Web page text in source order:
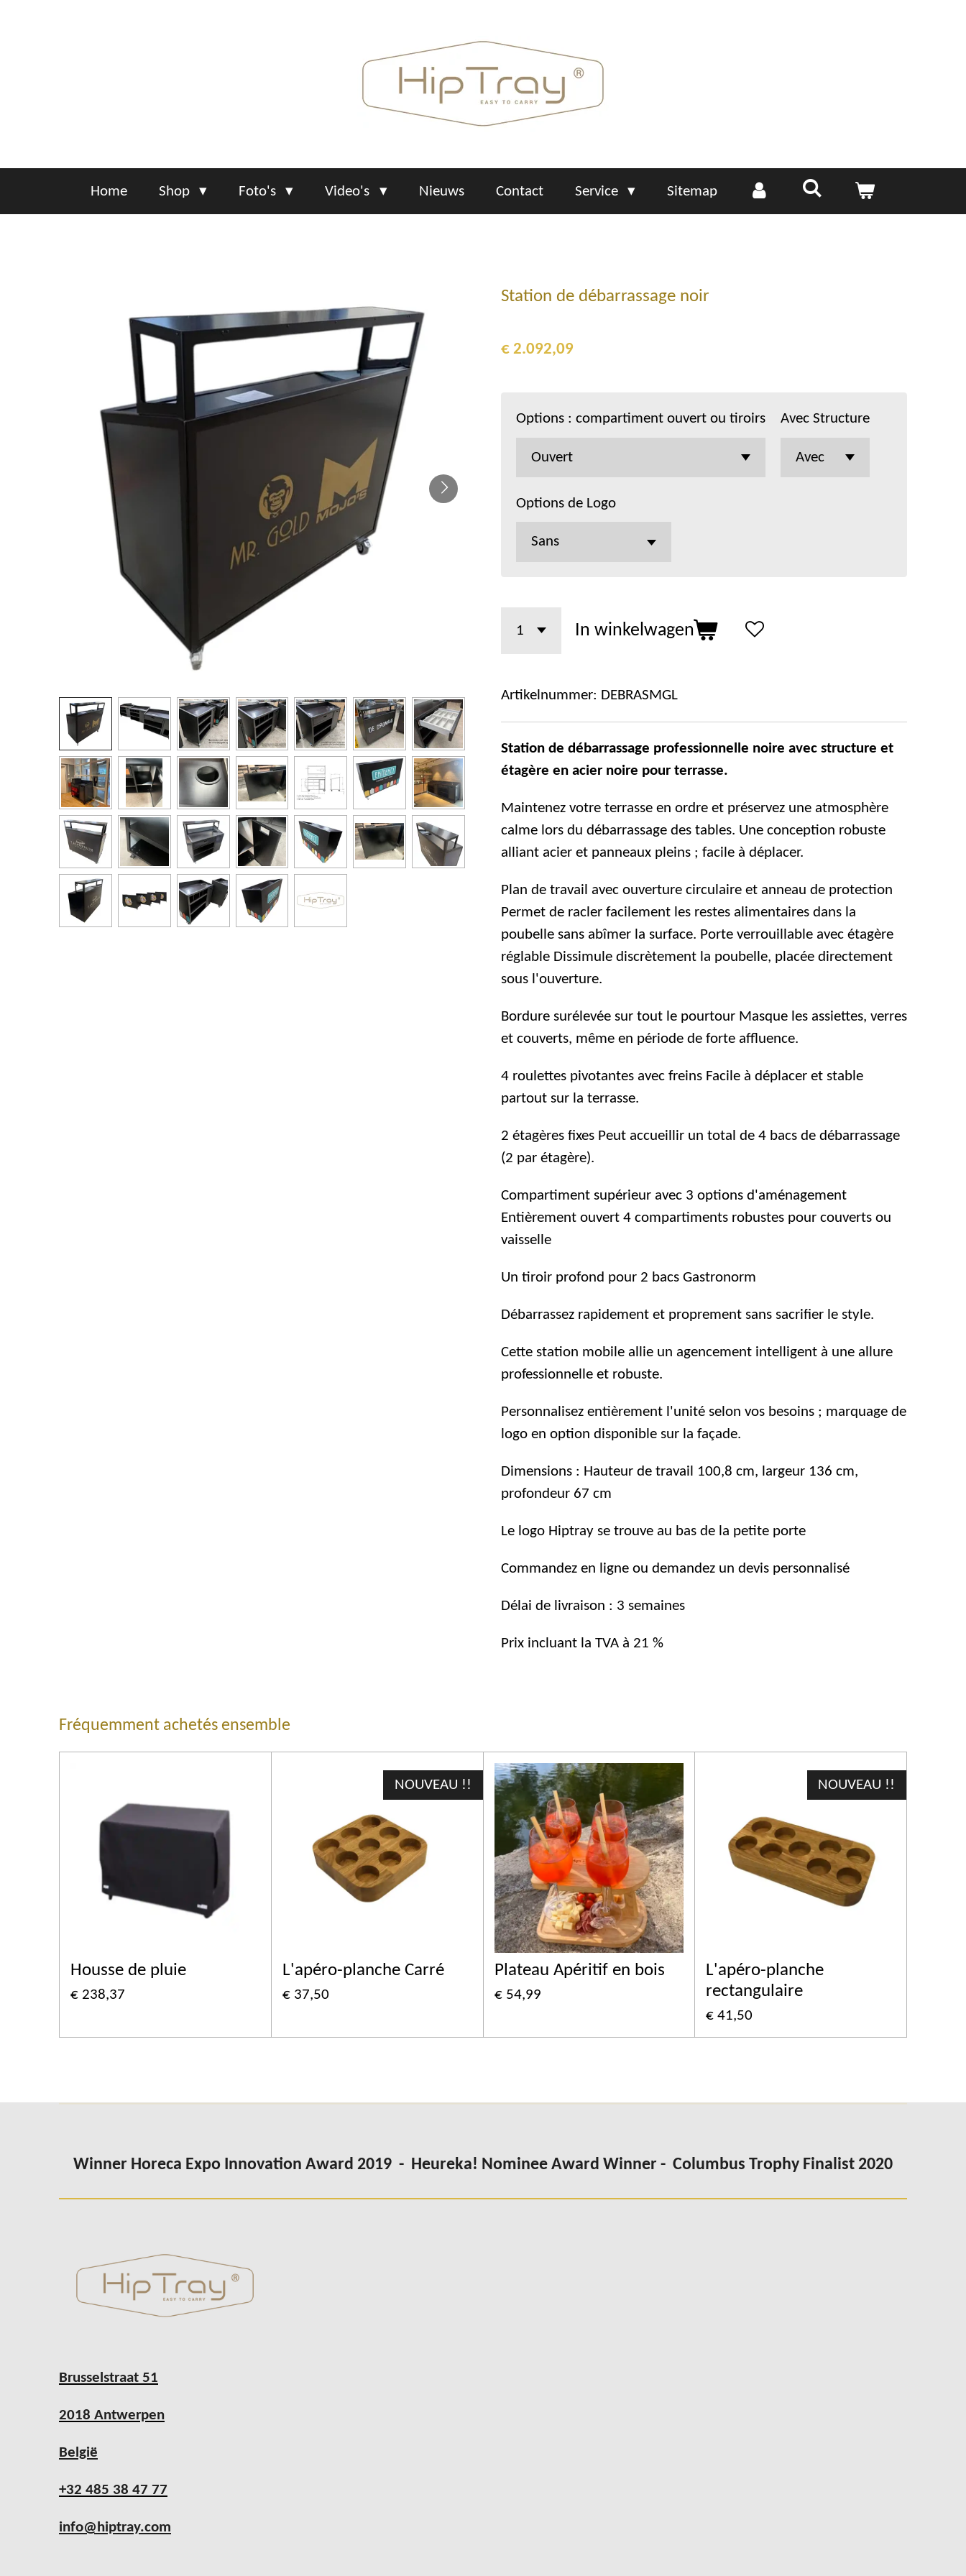
Home Shop Foto's Video's Nieuws Contact Service Sitemap
Station de débarrassage noir
€ 2.092,09
Options : compartiment ouvert ou tiroirs Avec Structure
Options de Logo
In winkelwagen
Artikelnummer: DEBRASMGL
Station de débarrassage professionnelle noire avec structure et
étagère en acier noire pour terrasse.
Maintenez votre terrasse en ordre et préservez une atmosphère
calme lors du débarrassage des tables. Une conception robuste
alliant acier et panneaux pleins ; facile à déplacer.
Plan de travail avec ouverture circulaire et anneau de protection
Permet de racler facilement les restes alimentaires dans la
poubelle sans abîmer la surface. Porte verrouillable avec étagère
réglable Dissimule discrètement la poubelle, placée directement
sous l'ouverture.
Bordure surélevée sur tout le pourtour Masque les assiettes, verres
et couverts, même en période de forte affluence.
4 roulettes pivotantes avec freins Facile à déplacer et stable
partout sur la terrasse.
2 étagères fixes Peut accueillir un total de 4 bacs de débarrassage
(2 par étagère).
Compartiment supérieur avec 3 options d'aménagement
Entièrement ouvert 4 compartiments robustes pour couverts ou
vaisselle
Un tiroir profond pour 2 bacs Gastronorm
Débarrassez rapidement et proprement sans sacrifier le style.
Cette station mobile allie un agencement intelligent à une allure
professionnelle et robuste.
Personnalisez entièrement l'unité selon vos besoins ; marquage de
logo en option disponible sur la façade.
Dimensions : Hauteur de travail 100,8 cm, largeur 136 cm,
profondeur 67 cm
Le logo Hiptray se trouve au bas de la petite porte
Commandez en ligne ou demandez un devis personnalisé
Délai de livraison : 3 semaines
Prix incluant la TVA à 21 %
Fréquemment achetés ensemble
Housse de pluie
€ 238,37
NOUVEAU !!
L'apéro-planche Carré
€ 37,50
Plateau Apéritif en bois
€ 54,99
NOUVEAU !!
L'apéro-planche
rectangulaire
€ 41,50
Winner Horeca Expo Innovation Award 2019 - Heureka! Nominee Award Winner - Columbus Trophy Finalist 2020
Brusselstraat 51
2018 Antwerpen
België
+32 485 38 47 77
info@hiptray.com